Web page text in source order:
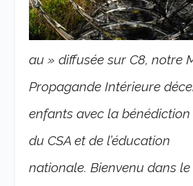
au » diffusée sur C8, notre
Propagande Intérieure
enfants avec la bénédiction
du CSA et de l’éducation
nationale. Bienvenu dans le